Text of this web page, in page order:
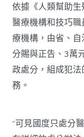
依據《人類幫助
醫療機構和技巧
療機構，由省、
分賜與正告、3萬
政處分，組成犯
務。
“可見國度只處分